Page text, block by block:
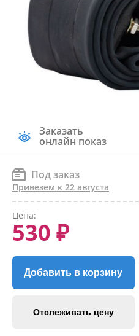
Заказать
онлайн показ
Под заказ
Привезем к 22 августа
Цена:
530 ₽
Добавить в корзину
Отслеживать цену